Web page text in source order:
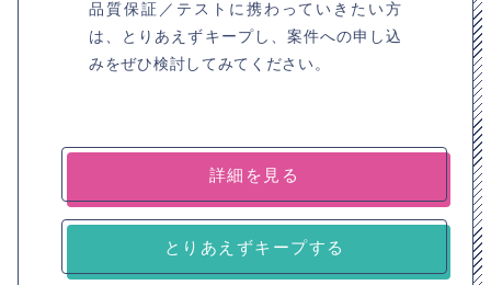
品質保証／テストに携わっていきたい方
は、とりあえずキープし、案件への申し込
みをぜひ検討してみてください。
詳細を見る
とりあえずキープする